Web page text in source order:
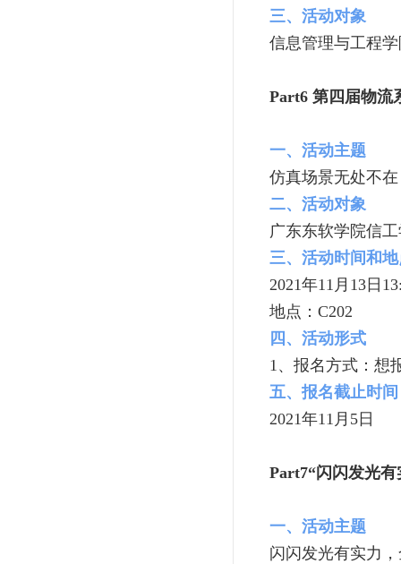
三、活动对象
信息管理与工程
Part6 第四届物流
一、活动主题
仿真场景无处不在
二、活动对象
广东东软学院信
三、活动时间和
2021年11月13日
地点：C202
四、活动形式
1、报名方式：想
五、报名截止时间
2021年11月5日
Part7“闪闪发光
一、活动主题
闪闪发光有实力